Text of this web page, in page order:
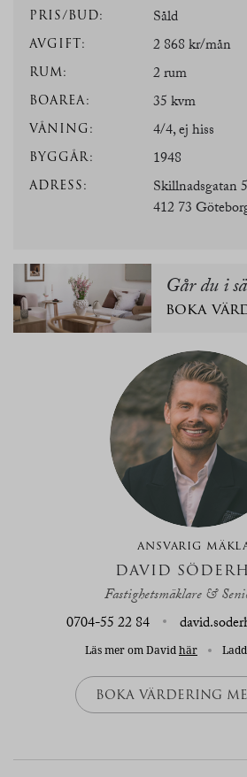
PRIS/BUD: Såld
AVGIFT: 2 868 kr/mån
RUM: 2 rum
BOAREA: 35 kvm
VÅNING: 4/4, ej hiss
BYGGÅR: 1948
ADRESS:
Skillnadsgatan
412 73
Går du i
boka
ANSVARIG
DAVID
Fastighetsmäklare &
0704-55 22 84
Läs mer om David här
BOKA VÄRDERING